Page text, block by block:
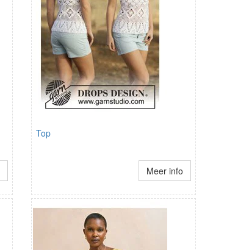
Top
Meer info